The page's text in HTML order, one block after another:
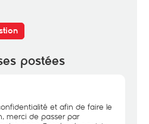
postées
et afin de faire le
merci de passer par